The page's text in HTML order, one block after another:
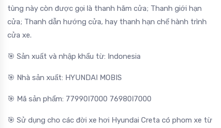
tùng này còn được gọi là thanh hãm cửa; Thanh giới hạn
cửa; Thanh dẫn hướng cửa, hay thanh hạn chế hành trình
cửa xe.
🎯 Sản xuất và nhập khẩu từ: Indonesia
🎯 Nhà sản xuất: HYUNDAI MOBIS
🎯 Mã sản phẩm: 77990I7000 76980I7000
🎯 Sử dụng cho các đời xe hơi Hyundai Creta có phom xe từ